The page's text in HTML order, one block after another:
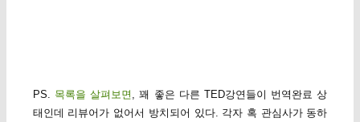
PS. 목록을 살펴보면 , 꽤 좋은 다른 TED강연들이 번역완료 상
태인데 리뷰어가 없어서 방치되어 있다. 각자 혹 관심사가 동하